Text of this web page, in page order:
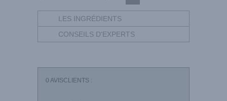
LES INGRÉDIENTS
CONSEILS D'EXPERTS
0 AVISCLIENTS :